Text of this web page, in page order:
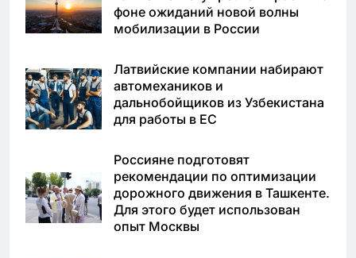
фоне ожиданий новой волны
мобилизации в России
Латвийские компании набирают
автомехаников и
дальнобойщиков из Узбекистана
для работы в ЕС
Россияне подготовят
рекомендации по оптимизации
дорожного движения в Ташкенте.
Для этого будет использован
опыт Москвы